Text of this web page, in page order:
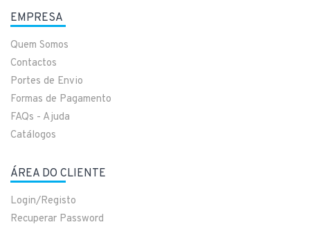
EMPRESA
Quem Somos
Contactos
Portes de Envio
Formas de Pagamento
FAQs - Ajuda
Catálogos
ÁREA DO CLIENTE
Login/Registo
Recuperar Password